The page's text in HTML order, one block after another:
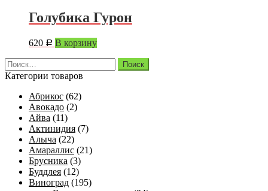
Голубика Гурон
620 Р В корзину
Найти:
Категории товаров
Абрикос (62)
Авокадо (2)
Айва (11)
Актинидия (7)
Алыча (22)
Амараллис (21)
Брусника (3)
Буддлея (12)
Виноград (195)